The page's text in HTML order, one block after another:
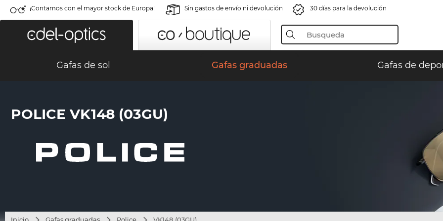
¡Contamos con el mayor stock de Europa! Sin gastos de envío ni devolución 30 días para la devolución
Gafas de sol Gafas graduadas Gafas de
POLICE VK148 (03GU)